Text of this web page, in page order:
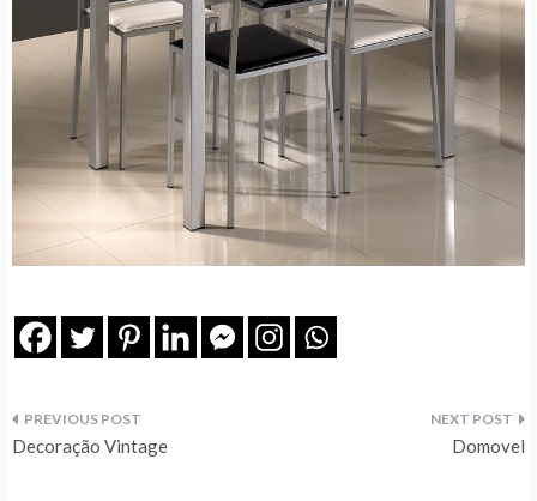
Navegação
Decoração Vintage Domovel